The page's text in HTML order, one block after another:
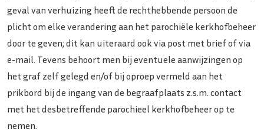
geval van verhuizing heeft de rechthebbende persoon de
plicht om elke verandering aan het parochiële kerkhofbeheer
door te geven; dit kan uiteraard ook via post met brief of via
e-mail. Tevens behoort men bij eventuele aanwijzingen op
het graf zelf gelegd en/of bij oproep vermeld aan het
prikbord bij de ingang van de begraafplaats z.s.m. contact
met het desbetreffende parochieel kerkhofbeheer op te
nemen.